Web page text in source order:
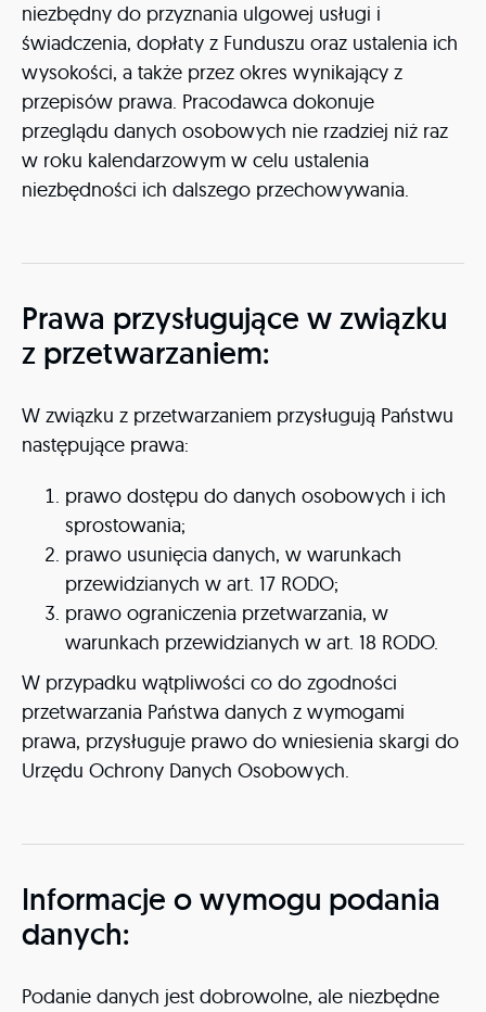
niezbędny do przyznania ulgowej usługi i
świadczenia, dopłaty z Funduszu oraz ustalenia ich
wysokości, a także przez okres wynikający z
przepisów prawa. Pracodawca dokonuje
przeglądu danych osobowych nie rzadziej niż raz
w roku kalendarzowym w celu ustalenia
niezbędności ich dalszego przechowywania.
Prawa przysługujące w związku
z przetwarzaniem:
W związku z przetwarzaniem przysługują Państwu
następujące prawa:
prawo dostępu do danych osobowych i ich
sprostowania;
prawo usunięcia danych, w warunkach
przewidzianych w art. 17 RODO;
prawo ograniczenia przetwarzania, w
warunkach przewidzianych w art. 18 RODO.
W przypadku wątpliwości co do zgodności
przetwarzania Państwa danych z wymogami
prawa, przysługuje prawo do wniesienia skargi do
Urzędu Ochrony Danych Osobowych.
Informacje o wymogu podania
danych:
Podanie danych jest dobrowolne, ale niezbędne